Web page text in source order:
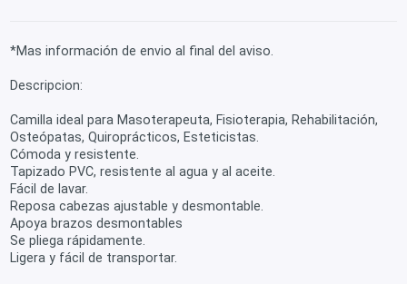
*Mas información de envio al final del aviso.
Descripcion:
Camilla ideal para Masoterapeuta, Fisioterapia, Rehabilitación,
Osteópatas, Quiroprácticos, Esteticistas.
Cómoda y resistente.
Tapizado PVC, resistente al agua y al aceite.
Fácil de lavar.
Reposa cabezas ajustable y desmontable.
Apoya brazos desmontables
Se pliega rápidamente.
Ligera y fácil de transportar.